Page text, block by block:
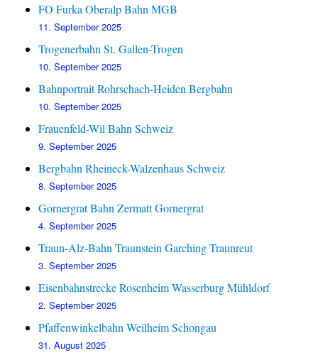
FO Furka Oberalp Bahn MGB
11. September 2025
Trogenerbahn St. Gallen-Trogen
10. September 2025
Bahnportrait Rohrschach-Heiden Bergbahn
10. September 2025
Frauenfeld-Wil Bahn Schweiz
9. September 2025
Bergbahn Rheineck-Walzenhaus Schweiz
8. September 2025
Gornergrat Bahn Zermatt Gornergrat
4. September 2025
Traun-Alz-Bahn Traunstein Garching Traunreut
3. September 2025
Eisenbahnstrecke Rosenheim Wasserburg Mühldorf
2. September 2025
Pfaffenwinkelbahn Weilheim Schongau
31. August 2025